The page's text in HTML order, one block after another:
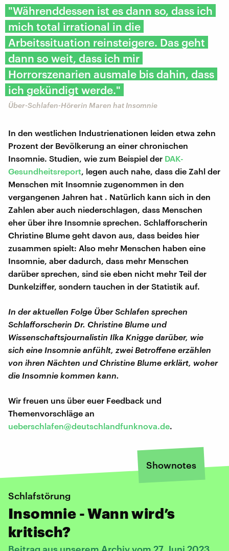
"Währenddessen ist es dann so, dass ich
mich total irrational in die
Arbeitssituation reinsteigere. Das geht
dann so weit, dass ich mir
Horrorszenarien ausmale bis dahin, dass
ich gekündigt werde."
Über-Schlafen-Hörerin Maren hat Insomnie
In den westlichen Industrienationen leiden etwa zehn
Prozent der Bevölkerung an einer chronischen
Insomnie. Studien, wie zum Beispiel der DAK-
Gesundheitsreport , legen auch nahe, dass die Zahl der
Menschen mit Insomnie zugenommen in den
vergangenen Jahren hat . Natürlich kann sich in den
Zahlen aber auch niederschlagen, dass Menschen
eher über ihre Insomnie sprechen. Schlafforscherin
Christine Blume geht davon aus, dass beides hier
zusammen spielt: Also mehr Menschen haben eine
Insomnie, aber dadurch, dass mehr Menschen
darüber sprechen, sind sie eben nicht mehr Teil der
Dunkelziffer, sondern tauchen in der Statistik auf.
In der aktuellen Folge Über Schlafen sprechen
Schlafforscherin Dr. Christine Blume und
Wissenschaftsjournalistin Ilka Knigge darüber, wie
sich eine Insomnie anfühlt, zwei Betroffene erzählen
von ihren Nächten und Christine Blume erklärt, woher
die Insomnie kommen kann.
Wir freuen uns über euer Feedback und
Themenvorschläge an
ueberschlafen@deutschlandfunknova.de.
Shownotes
Schlafstörung
Insomnie - Wann wird’s
kritisch?